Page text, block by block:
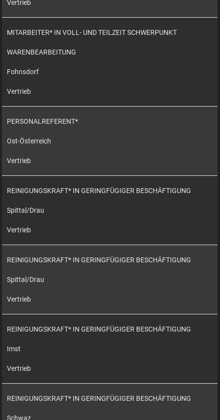
Vertrieb
MITARBEITER* IN VOLL- UND TEILZEIT SCHWERPUNKT
WARENBEARBEITUNG
Fohnsdorf
Vertrieb
PERSONALREFERENT*
Ost-Österreich
Vertrieb
REINIGUNGSKRAFT* IN GERINGFÜGIGER BESCHÄFTIGUNG
Spittal/Drau
Vertrieb
REINIGUNGSKRAFT* IN GERINGFÜGIGER BESCHÄFTIGUNG
Spittal/Drau
Vertrieb
REINIGUNGSKRAFT* IN GERINGFÜGIGER BESCHÄFTIGUNG
Imst
Vertrieb
REINIGUNGSKRAFT* IN GERINGFÜGIGER BESCHÄFTIGUNG
Schwaz